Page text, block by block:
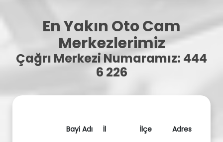
En Yakın Oto Cam
Merkezlerimiz
Çağrı Merkezi Numaramız: 444
6 226
Bayi Adı İl İlçe
Adres